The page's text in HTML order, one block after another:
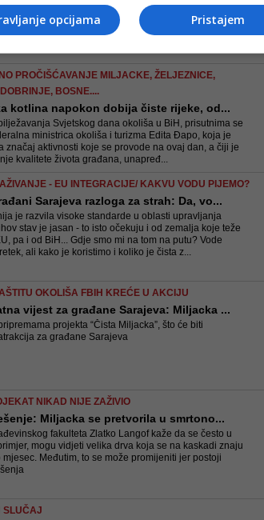
te je identitet utvrđen naknadno
PROČIŠĆAVANJE MILJACKE, ŽELJEZNICE,
BOSNE....
kotlina napokon dobija čiste rijeke, od...
Svjetskog dana okoliša u BiH, prisutnima se
ministrica okoliša i turizma Edita Đapo, koja je
značaj aktivnosti koje se provode na ovaj dan, a čiji je
kvalitete života građana, unapređ...
- EU INTEGRACIJE/ KAKVU VODU PIJEMO?
Sarajeva razloga za strah: Da, vo...
je razvila visoke standarde u oblasti upravljanja
stav je jasan - to isto očekuju i od zemalja koje teže
pa i od BiH... Gdje smo mi na tom na putu? Vode
ali kako je koristimo i koliko je čista z...
OKOLIŠA FBIH KREĆE U AKCIJU
vijest za građane Sarajeva: Miljacka ...
projekta “Čista Miljacka”, što će biti
za građane Sarajeva
NIKAD NIJE ZAŽIVIO
Miljacka se pretvorila u smrtono...
fakulteta Zlatko Langof kaže da se često u
mogu vidjeti velika drva koja se na kaskadi znaju
mjesec. Međutim, to se može promijeniti jer postoji
SLUČAJ
Pristajem
opcijama